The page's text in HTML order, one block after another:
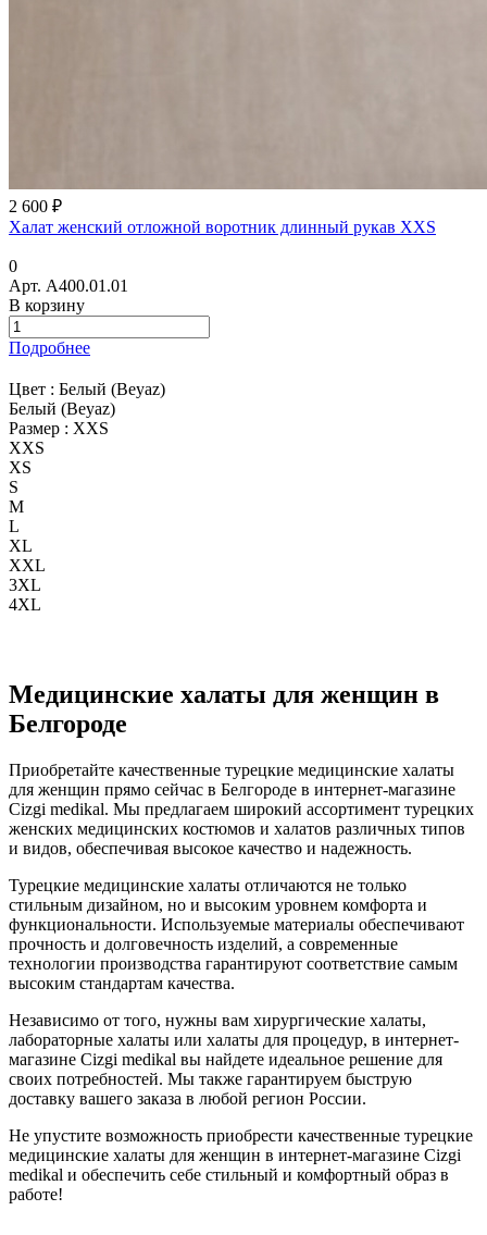
2 600 ₽
Халат женский отложной воротник длинный рукав XXS
0
Арт. A400.01.01
В корзину
Подробнее
Цвет : Белый (Beyaz)
Белый (Beyaz)
Размер : XXS
XXS
XS
S
M
L
XL
XXL
3XL
4XL
Медицинские халаты для женщин в
Белгороде
Приобретайте качественные турецкие медицинские халаты
для женщин прямо сейчас в Белгороде в интернет-магазине
Cizgi medikal. Мы предлагаем широкий ассортимент турецких
женских медицинских костюмов и халатов различных типов
и видов, обеспечивая высокое качество и надежность.
Турецкие медицинские халаты отличаются не только
стильным дизайном, но и высоким уровнем комфорта и
функциональности. Используемые материалы обеспечивают
прочность и долговечность изделий, а современные
технологии производства гарантируют соответствие самым
высоким стандартам качества.
Независимо от того, нужны вам хирургические халаты,
лабораторные халаты или халаты для процедур, в интернет-
магазине Cizgi medikal вы найдете идеальное решение для
своих потребностей. Мы также гарантируем быструю
доставку вашего заказа в любой регион России.
Не упустите возможность приобрести качественные турецкие
медицинские халаты для женщин в интернет-магазине Cizgi
medikal и обеспечить себе стильный и комфортный образ в
работе!